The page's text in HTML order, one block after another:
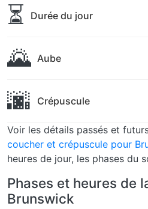
⏳ Durée du jour
🌄 Aube
🌆 Crépuscule
Voir les détails passés et
coucher et crépuscule pour
heures de jour, les phases du
Phases et heures de
Brunswick